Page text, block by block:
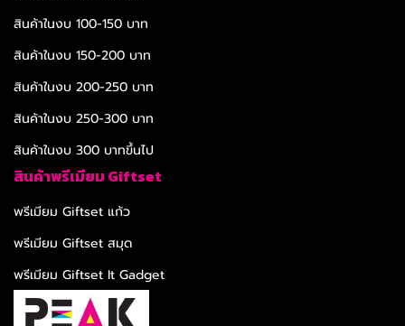
สินค้าในงบ 100-150 บาท
สินค้าในงบ 150-200 บาท
สินค้าในงบ 200-250 บาท
สินค้าในงบ 250-300 บาท
สินค้าในงบ 300 บาทขึ้นไป
สินค้าพรีเมียม Giftset
พรีเมียม Giftset แก้ว
พรีเมียม Giftset สมุด
พรีเมียม Giftset It Gadget